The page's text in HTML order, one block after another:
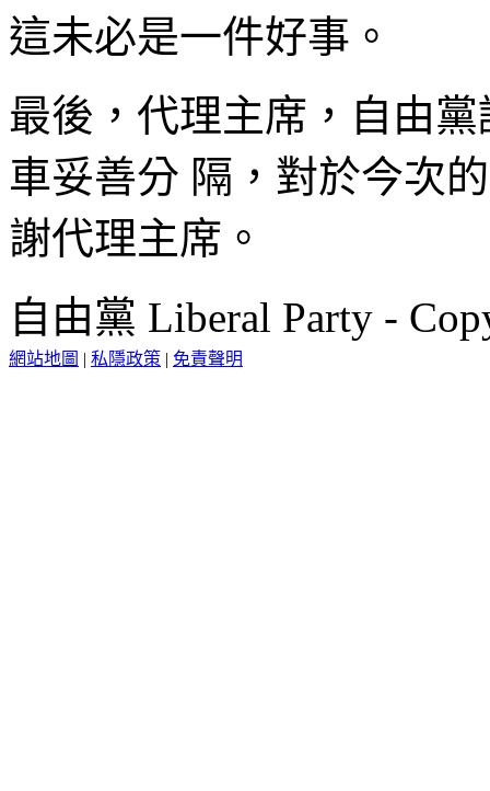
這未必是一件好事。
最後，代理主席，自由
車妥善分 隔，對於今次
謝代理主席。
自由黨 Liberal Party -
網站地圖 | 私隱政策 | 免責聲明